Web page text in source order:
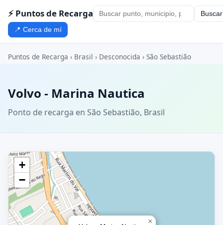
⚡ Puntos de Recarga Buscar
📍 Cerca de mí
Puntos de Recarga › Brasil › Desconocida › São Sebastião
Volvo - Marina Nautica
Ponto de recarga en São Sebastião, Brasil
×
+
−